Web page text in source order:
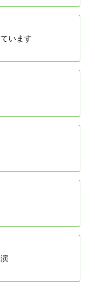
います